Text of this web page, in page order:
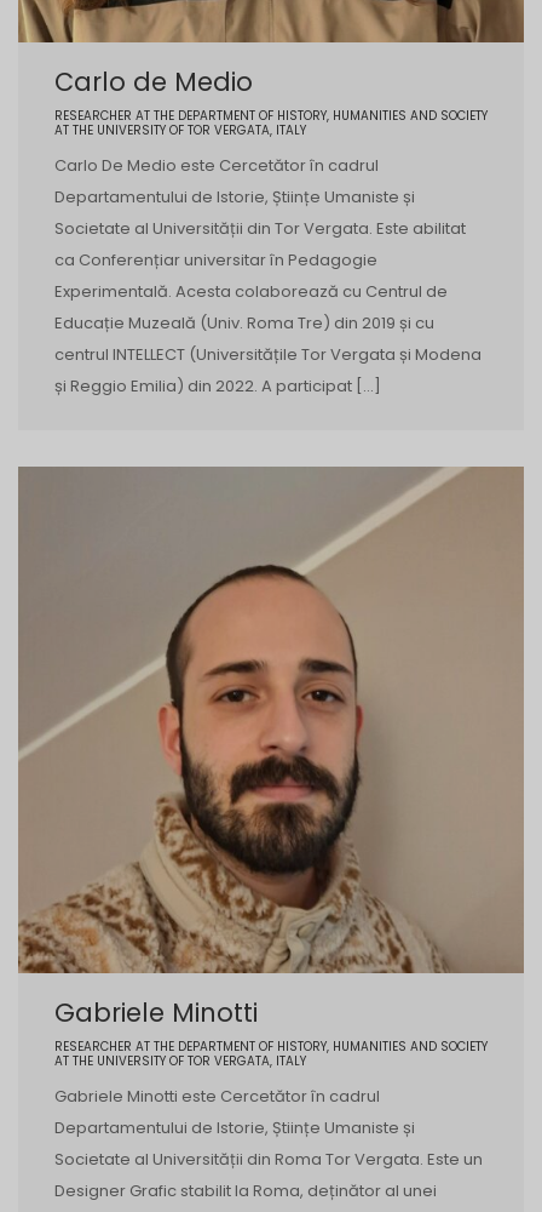
Carlo de Medio
RESEARCHER AT THE DEPARTMENT OF HISTORY, HUMANITIES AND SOCIETY
AT THE UNIVERSITY OF TOR VERGATA, ITALY
Carlo De Medio este Cercetător în cadrul
Departamentului de Istorie, Științe Umaniste și
Societate al Universității din Tor Vergata. Este abilitat
ca Conferențiar universitar în Pedagogie
Experimentală. Acesta colaborează cu Centrul de
Educație Muzeală (Univ. Roma Tre) din 2019 și cu
centrul INTELLECT (Universitățile Tor Vergata și Modena
și Reggio Emilia) din 2022. A participat […]
Gabriele Minotti
RESEARCHER AT THE DEPARTMENT OF HISTORY, HUMANITIES AND SOCIETY
AT THE UNIVERSITY OF TOR VERGATA, ITALY
Gabriele Minotti este Cercetător în cadrul
Departamentului de Istorie, Științe Umaniste și
Societate al Universității din Roma Tor Vergata. Este un
Designer Grafic stabilit la Roma, deținător al unei